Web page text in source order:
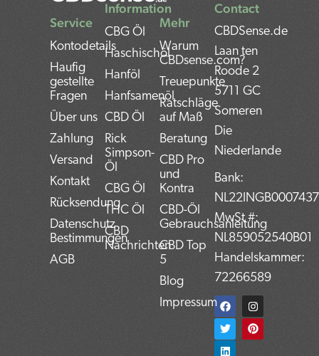
Contact
CBDSense.de
Laan ten
Roode 2
5711 GC
Someren
Die
Niederlande
Bank:
MwSt #:
NL859052540B01
Handelskammer:
72266589
F
a
c
e
b
o
I
n
s
t
a
T
w
i
t
t
e
P
i
n
t
e
L
i
n
k
e
d
Service
Kontodetails
Haufig
gestellte
Fragen
Über uns
Zahlung
Versand
Kontakt
Rücksendung
Datenschutz
Bestimmungen
AGB
Information
CBG Öl
Haschischöl
Hanföl
Hanfsamenöl
CBD Öl
Rick
Simpson-
Öl
CBG Öl
THC Öl
CBD
Nachrichten
Mehr
Warum
CBDsense.com?
Treuepunkte
Ratschläge
auf Maß
Beratung
CBD Pro
und
Kontra
CBD-Öl
Gebrauchsanleitung
CBD Top
5
Blog
Impressum